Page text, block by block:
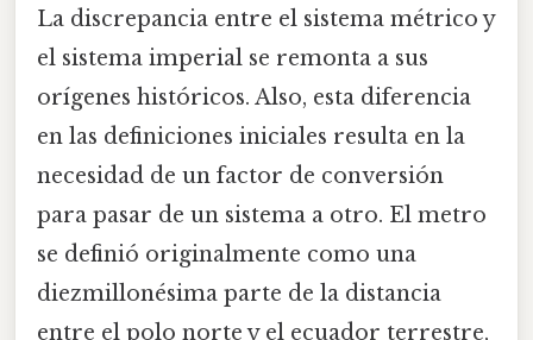
La discrepancia entre el sistema métrico y
el sistema imperial se remonta a sus
orígenes históricos. Also, esta diferencia
en las definiciones iniciales resulta en la
necesidad de un factor de conversión
para pasar de un sistema a otro. El metro
se definió originalmente como una
diezmillonésima parte de la distancia
entre el polo norte y el ecuador terrestre,